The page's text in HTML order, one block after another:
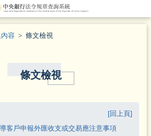
容 條文檢視
條文檢視
[回上頁]
客戶申報外匯收支或交易應注意事項